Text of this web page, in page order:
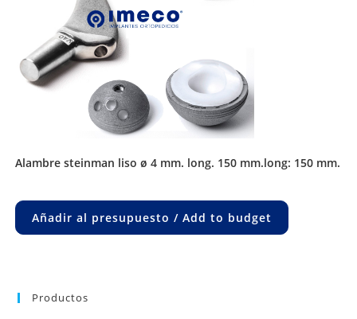
alambre steinman liso ø 4 mm. long. 150 mm.long: 150 mm.
Añadir al presupuesto / Add to budget
Productos